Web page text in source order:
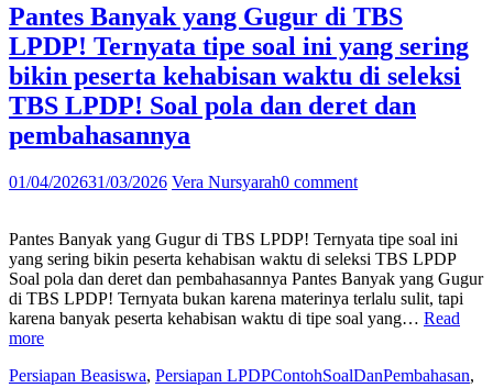
kamu
lolos
atau
ngak
di
tahap
menjawab
&
Contoh
jawabannya”
Pantes Banyak yang Gugur di TBS
LPDP! Ternyata tipe soal ini yang sering
bikin peserta kehabisan waktu di seleksi
TBS LPDP! Soal pola dan deret dan
pembahasannya
01/04/202631/03/2026 Vera Nursyarah0 comment
Pantes Banyak yang Gugur di TBS LPDP! Ternyata tipe soal ini
yang sering bikin peserta kehabisan waktu di seleksi TBS LPDP
Soal pola dan deret dan pembahasannya Pantes Banyak yang Gugur
di TBS LPDP! Ternyata bukan karena materinya terlalu sulit, tapi
karena banyak peserta kehabisan waktu di tipe soal yang… Read
more“Pantes
yang
Persiapan Beasiswa, Persiapan LPDPContohSoalDanPembahasan,